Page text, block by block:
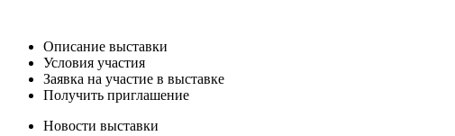
Описание выставки
Условия участия
Заявка на участие в выставке
Получить приглашение
Новости выставки